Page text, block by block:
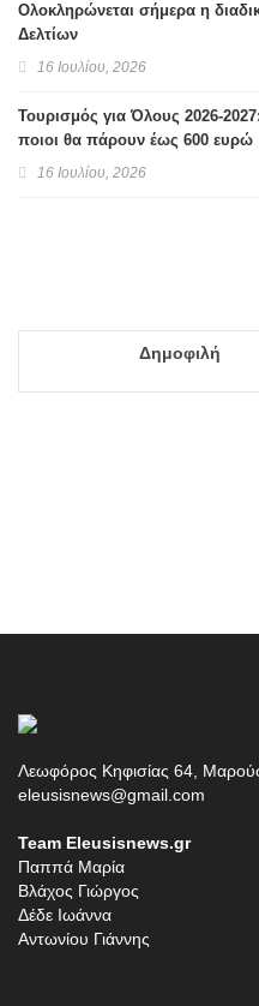
Ολοκληρώνεται σήμερα η
Δελτίων
16 Ιουλίου, 2026
Τουρισμός για Όλους 2026-
ποιοι θα πάρουν έως 600 ευρώ
16 Ιουλίου, 2026
Δημοφιλή
Λεωφόρος Κηφισίας 64,
eleusisnews@gmail.com
Team Eleusisnews.gr
Παππά Μαρία
Βλάχος Γιώργος
Δέδε Ιωάννα
Αντωνίου Γιάννης